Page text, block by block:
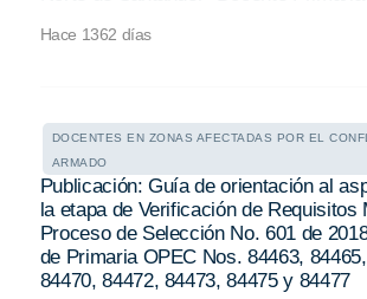
Hace 1362 días
DOCENTES EN ZONAS AFECTADAS POR EL
ARMADO
Publicación: Guía de orientación al
la etapa de Verificación de Requisitos
Proceso de Selección No. 601 de
de Primaria OPEC Nos. 84463,
84470, 84472, 84473, 84475 y 84477